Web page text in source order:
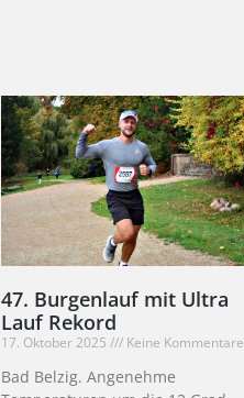
47. Burgenlauf mit Ultra
Lauf Rekord
17. Oktober 2025 Keine Kommentare
Bad Belzig. Angenehme